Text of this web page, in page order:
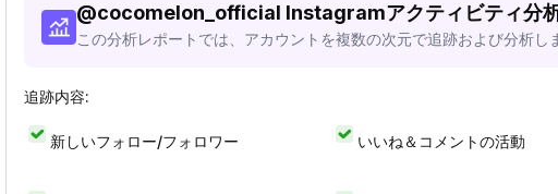
@cocomelon_official Instagramアクティビティ分
この分析レポートでは、アカウントを複数の次元で追跡および分析し
追跡内容:
新しいフォロー/フォロワー いいね＆コメントの活動